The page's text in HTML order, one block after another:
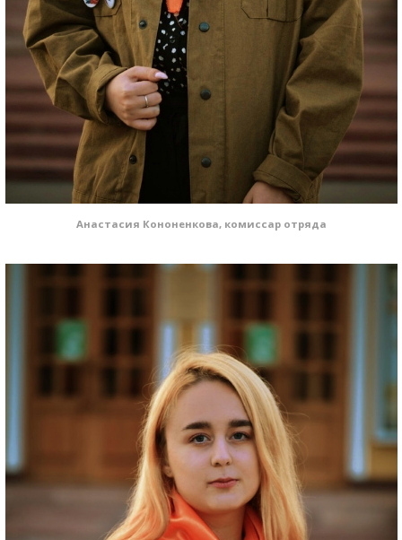
Анастасия Кононенкова, комиссар отряда